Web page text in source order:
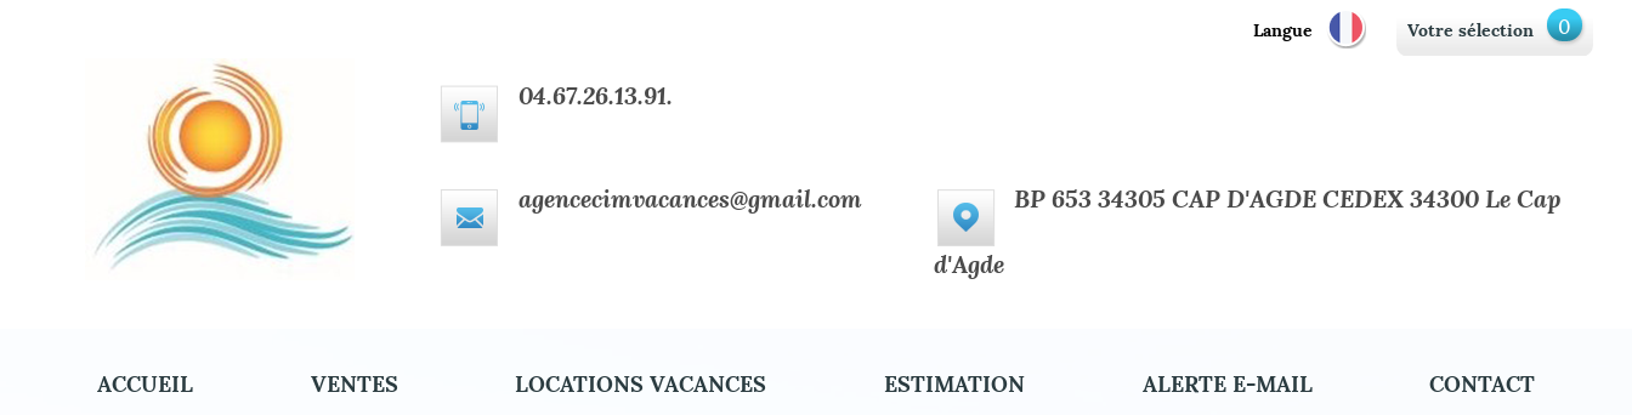
Langue Votre sélection 0
04.67.26.13.91.
agencecimvacances@gmail.com BP 653 34305 CAP D'AGDE CEDEX 34300 Le Cap
d'Agde
ACCUEIL VENTES LOCATIONS VACANCES ESTIMATION ALERTE E-MAIL CONTACT